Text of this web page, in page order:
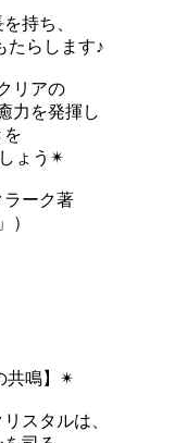
持ち、
たらします♪
リアの
力を発揮し
を
ょう✴︎
ラーク著
）
共鳴】✴︎
スタルは、